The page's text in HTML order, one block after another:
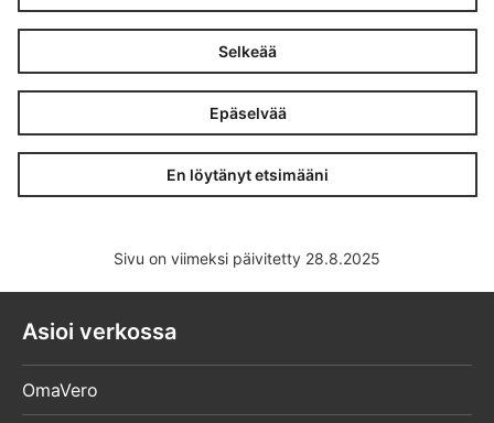
Selkeää
Epäselvää
En löytänyt etsimääni
Sivu on viimeksi päivitetty 28.8.2025
Asioi verkossa
OmaVero